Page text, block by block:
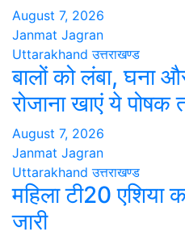
August 7, 2026
Janmat Jagran
Uttarakhand उत्तराखण्ड
बालों को लंबा, घना
रोजाना खाएं ये
August 7, 2026
Janmat Jagran
Uttarakhand उत्तराखण्ड
महिला टी20
जारी